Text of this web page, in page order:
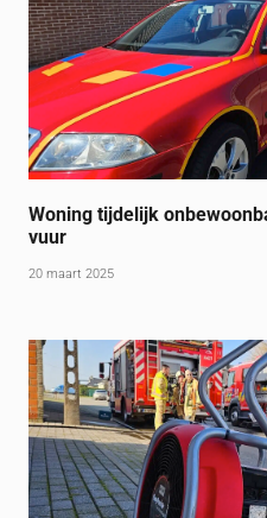
Woning tijdelijk
vuur
20 maart 2025